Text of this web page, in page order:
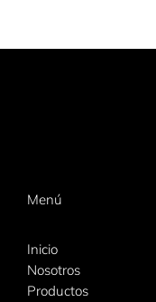
Menú
Inicio
Nosotros
Productos